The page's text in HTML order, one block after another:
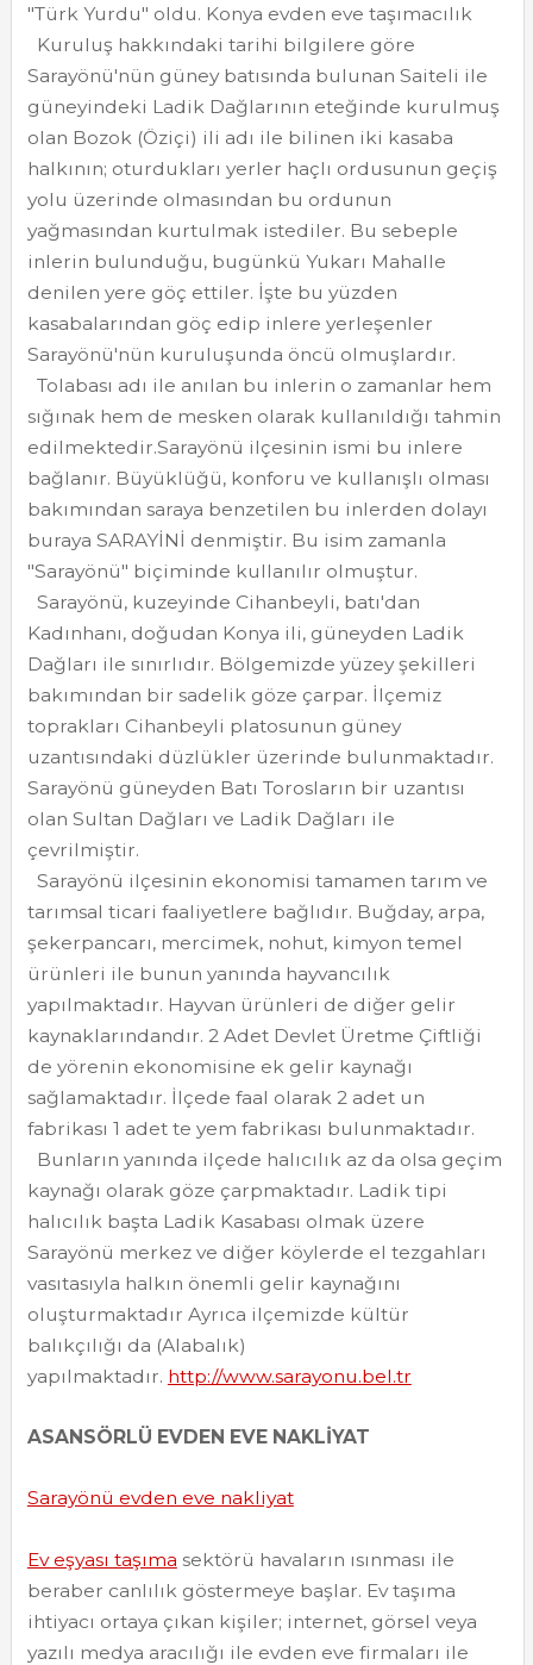
"Türk Yurdu" oldu. Konya evden eve taşımacılık
Kuruluş hakkındaki tarihi bilgilere göre
Sarayönü'nün güney batısında bulunan Saiteli ile
güneyindeki Ladik Dağlarının eteğinde kurulmuş
olan Bozok (Öziçi) ili adı ile bilinen iki kasaba
halkının; oturdukları yerler haçlı ordusunun geçiş
yolu üzerinde olmasından bu ordunun
yağmasından kurtulmak istediler. Bu sebeple
inlerin bulunduğu, bugünkü Yukarı Mahalle
denilen yere göç ettiler. İşte bu yüzden
kasabalarından göç edip inlere yerleşenler
Sarayönü'nün kuruluşunda öncü olmuşlardır.
Tolabası adı ile anılan bu inlerin o zamanlar hem
sığınak hem de mesken olarak kullanıldığı tahmin
edilmektedir.Sarayönü ilçesinin ismi bu inlere
bağlanır. Büyüklüğü, konforu ve kullanışlı olması
bakımından saraya benzetilen bu inlerden dolayı
buraya SARAYİNİ denmiştir. Bu isim zamanla
"Sarayönü" biçiminde kullanılır olmuştur.
Sarayönü, kuzeyinde Cihanbeyli, batı'dan
Kadınhanı, doğudan Konya ili, güneyden Ladik
Dağları ile sınırlıdır. Bölgemizde yüzey şekilleri
bakımından bir sadelik göze çarpar. İlçemiz
toprakları Cihanbeyli platosunun güney
uzantısındaki düzlükler üzerinde bulunmaktadır.
Sarayönü güneyden Batı Torosların bir uzantısı
olan Sultan Dağları ve Ladik Dağları ile
çevrilmiştir.
Sarayönü ilçesinin ekonomisi tamamen tarım ve
tarımsal ticari faaliyetlere bağlıdır. Buğday, arpa,
şekerpancarı, mercimek, nohut, kimyon temel
ürünleri ile bunun yanında hayvancılık
yapılmaktadır. Hayvan ürünleri de diğer gelir
kaynaklarındandır. 2 Adet Devlet Üretme Çiftliği
de yörenin ekonomisine ek gelir kaynağı
sağlamaktadır. İlçede faal olarak 2 adet un
fabrikası 1 adet te yem fabrikası bulunmaktadır.
Bunların yanında ilçede halıcılık az da olsa geçim
kaynağı olarak göze çarpmaktadır. Ladik tipi
halıcılık başta Ladik Kasabası olmak üzere
Sarayönü merkez ve diğer köylerde el tezgahları
vasıtasıyla halkın önemli gelir kaynağını
oluşturmaktadır Ayrıca ilçemizde kültür
balıkçılığı da (Alabalık)
yapılmaktadır. http://www.sarayonu.bel.tr
ASANSÖRLÜ EVDEN EVE NAKLİYAT
Sarayönü evden eve nakliyat
Ev eşyası taşıma sektörü havaların ısınması ile
beraber canlılık göstermeye başlar. Ev taşıma
ihtiyacı ortaya çıkan kişiler; internet, görsel veya
yazılı medya aracılığı ile evden eve firmaları ile